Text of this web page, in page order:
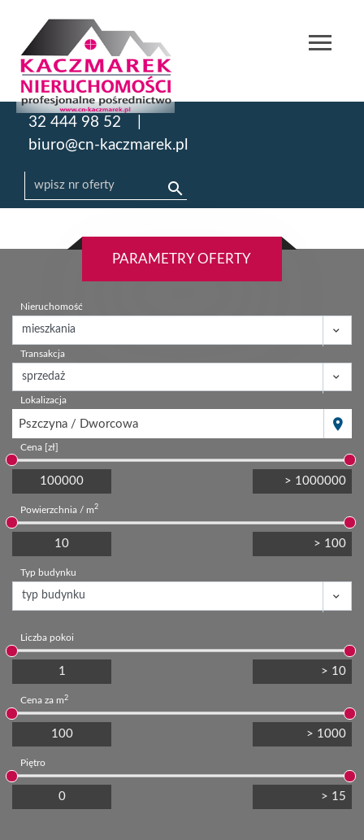
32 444 98 52
biuro@cn-kaczmarek.pl
PARAMETRY OFERTY
Nieruchomość
Transakcja
Lokalizacja
Pszczyna / Dworcowa
Cena [zł]
Powierzchnia / m2
Typ budynku
Liczba pokoi
Cena za m2
Piętro